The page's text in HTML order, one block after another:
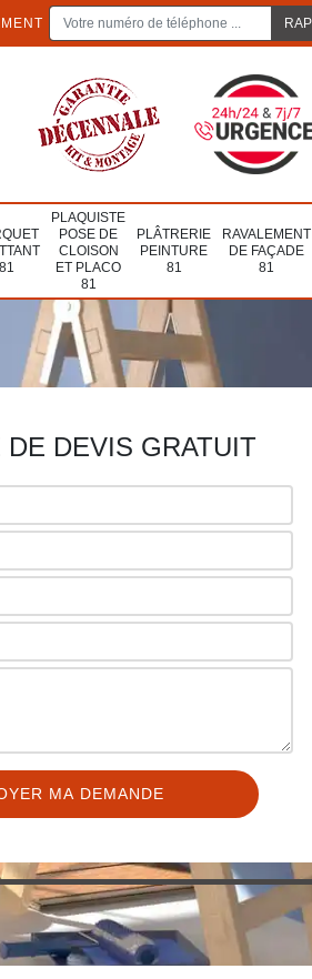
81
PLAQUISTE
POSE DE
CLOISON
ET PLACO
81
PLÂTRERIE
PEINTURE
81
RAVALEMENT
DE FAÇADE
81
DE DEVIS GRATUIT